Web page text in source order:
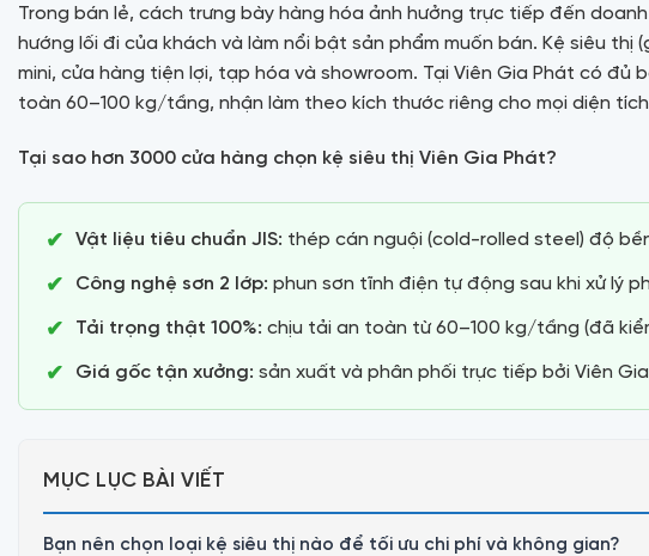
Trong bán lẻ, cách trưng bày hàng hóa ảnh hưởng trực tiếp đến
hướng lối đi của khách và làm nổi bật sản phẩm muốn bán. Kệ siêu
mini, cửa hàng tiện lợi, tạp hóa và showroom. Tại Viên Gia Phát có
toàn 60–100 kg/tầng, nhận làm theo kích thước riêng cho mọi diện
Tại sao hơn 3000 cửa hàng chọn kệ siêu thị Viên Gia Phát?
Vật liệu tiêu chuẩn JIS: thép cán nguội (cold-rolled steel) độ
Công nghệ sơn 2 lớp: phun sơn tĩnh điện tự động sau khi xử lý
Tải trọng thật 100%: chịu tải an toàn từ 60–100 kg/tầng (đã
Giá gốc tận xưởng: sản xuất và phân phối trực tiếp bởi Viên
MỤC LỤC BÀI VIẾT
Bạn nên chọn loại kệ siêu thị nào để tối ưu chi phí và không gian?